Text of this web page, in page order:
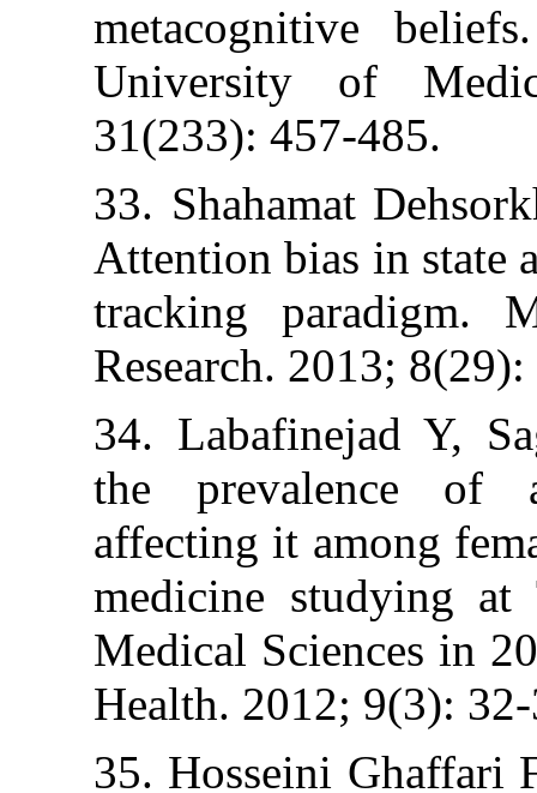
University of
31(233): 457-
33. Shahamat
Attention bias
tracking
Research.
34.
the
affecting it
medicine
Medical
Health. 2012;
35. Hosseini